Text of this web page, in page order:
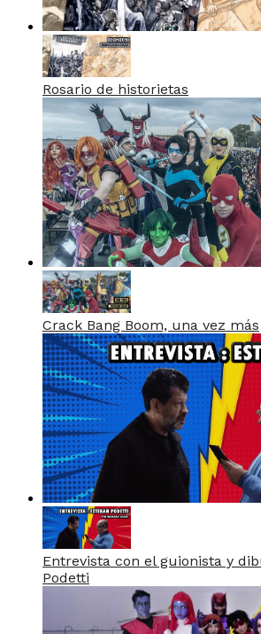
Rosario de historietas
Crack Bang Boom, una vez más
Entrevista con el guionista y
Podetti